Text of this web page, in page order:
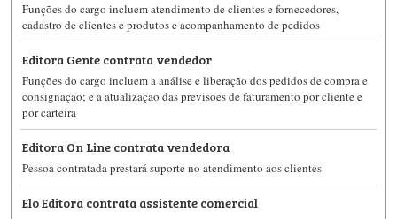
Funções do cargo incluem atendimento de clientes e fornecedores,
cadastro de clientes e produtos e acompanhamento de pedidos
Editora Gente contrata vendedor
Funções do cargo incluem a análise e liberação dos pedidos de compra e
consignação; e a atualização das previsões de faturamento por cliente e
por carteira
Editora On Line contrata vendedora
Pessoa contratada prestará suporte no atendimento aos clientes
Elo Editora contrata assistente comercial